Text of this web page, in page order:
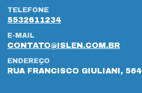
TELEFONE
5532611234
E-MAIL
CONTATO@ISLEN.COM.BR
ENDEREÇO
RUA FRANCISCO GIULIANI, 564